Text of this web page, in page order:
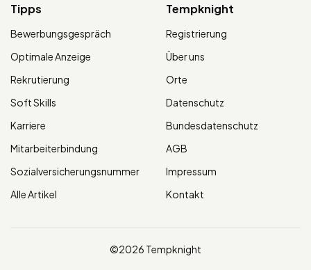
Tipps
Bewerbungsgespräch
Optimale Anzeige
Rekrutierung
Soft Skills
Karriere
Mitarbeiterbindung
Sozialversicherungsnummer
Alle Artikel
Tempknight
Registrierung
Über uns
Orte
Datenschutz
Bundesdatenschutz
AGB
Impressum
Kontakt
©2026 Tempknight